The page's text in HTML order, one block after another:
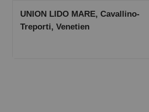
UNION LIDO MARE, Cavallino-
Treporti, Venetien